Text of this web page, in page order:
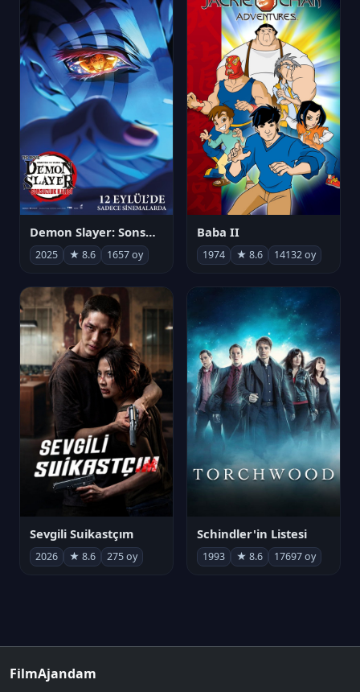
Demon Slayer: Sonsuzluk Kalesi
2025 ★ 8.6 1657 oy
Baba II
1974 ★ 8.6 14132 oy
Sevgili Suikastçım
2026 ★ 8.6 275 oy
Schindler'in Listesi
1993 ★ 8.6 17697 oy
FilmAjandam